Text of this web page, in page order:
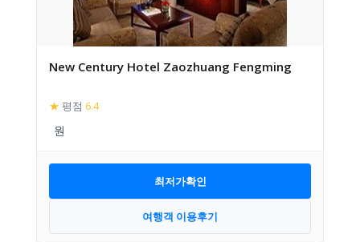
New Century Hotel Zaozhuang Fengming
★ 평점 6.4
최저가확인
여행객 이용후기